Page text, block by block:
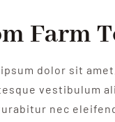
Farm
dolor sit
vestibulum
nec